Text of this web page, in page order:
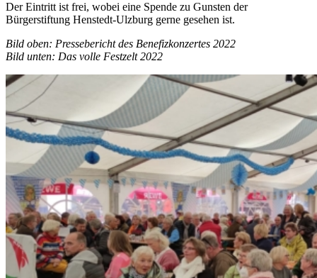
Der Eintritt ist frei, wobei eine Spende zu Gunsten der
Bürgerstiftung Henstedt-Ulzburg gerne gesehen ist.
Bild oben: Pressebericht des Benefizkonzertes 2022
Bild unten: Das volle Festzelt 2022